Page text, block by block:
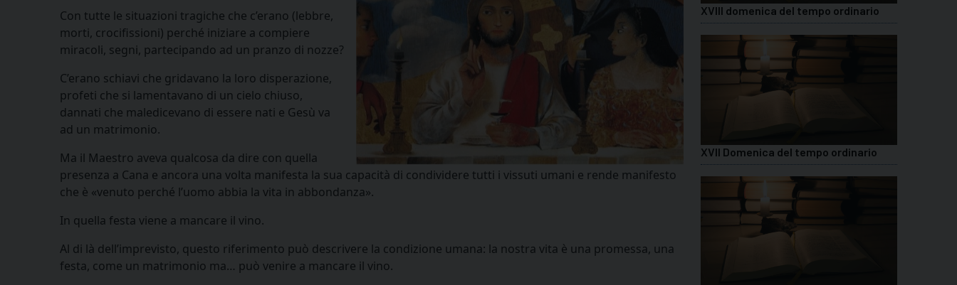
Con tutte le situazioni tragiche che c’erano (lebbre,
morti, crocifissioni) perché iniziare a compiere
miracoli, segni, partecipando ad un pranzo di nozze?
C’erano schiavi che gridavano la loro disperazione,
profeti che si lamentavano di un cielo chiuso,
dannati che maledicevano di essere nati e Gesù va
ad un matrimonio.
Ma il Maestro aveva qualcosa da dire con quella
presenza a Cana e ancora una volta manifesta la sua capacità di condividere tutti i vissuti umani e rende manifesto
che è «venuto perché l’uomo abbia la vita in abbondanza».
In quella festa viene a mancare il vino.
Al di là dell’imprevisto, questo riferimento può descrivere la condizione umana: la nostra vita è una promessa, una
festa, come un matrimonio ma… può venire a mancare il vino.
XVIII domenica del tempo ordinario
XVII Domenica del tempo ordinario